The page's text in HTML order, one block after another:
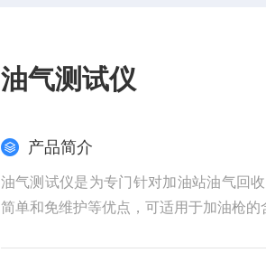
油气测试仪
产品简介
油气测试仪是为专门针对加油站油气回
简单和免维护等优点，可适用于加油枪的